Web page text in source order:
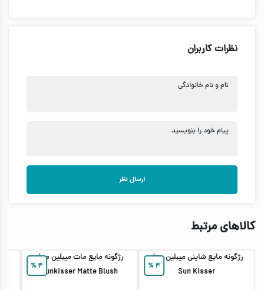
نظرات کاربران
نام و نام خانوادگی
پیام خود را بنویسید
ارسال نظر
کالاهای مرتبط
۴ %
رژگونه مایع شاینی میبلین مدل
Sun Kisser
۴ %
رژگونه مایع مات میبلین مدل
Sunkisser Matte Blush